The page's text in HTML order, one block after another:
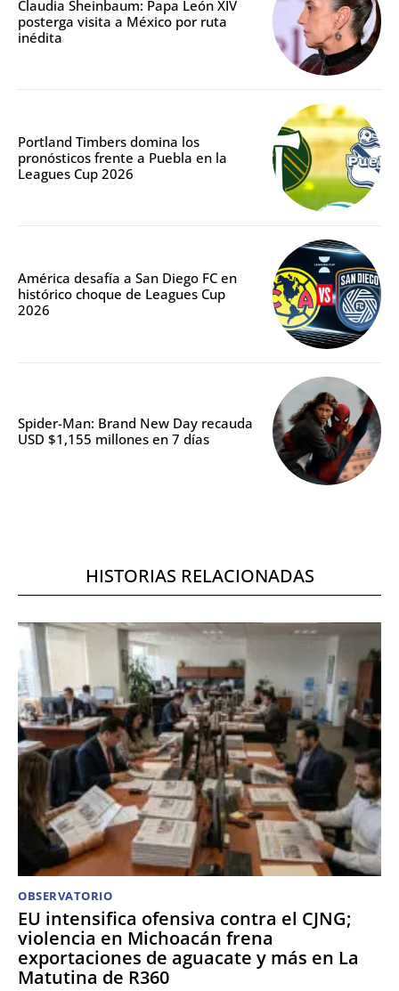
Claudia Sheinbaum: Papa León XIV
posterga visita a México por ruta
inédita
Portland Timbers domina los
pronósticos frente a Puebla en la
Leagues Cup 2026
América desafía a San Diego FC en
histórico choque de Leagues Cup
2026
Spider-Man: Brand New Day recauda
USD $1,155 millones en 7 días
HISTORIAS RELACIONADAS
OBSERVATORIO
EU intensifica ofensiva contra el CJNG;
violencia en Michoacán frena
exportaciones de aguacate y más en La
Matutina de R360